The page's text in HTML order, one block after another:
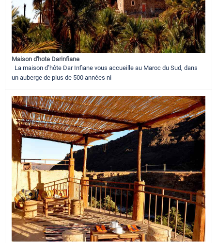
Maison d'hote Darinfiane
La maison d’hôte Dar Infiane vous accueille au Maroc du Sud, dans
un auberge de plus de 500 années ni